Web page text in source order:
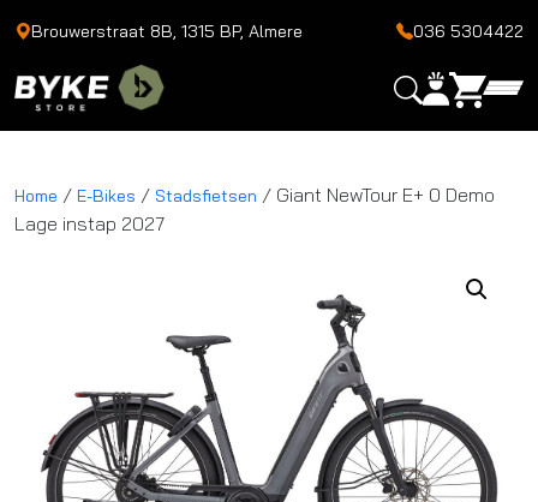
Brouwerstraat 8B, 1315 BP, Almere 036 5304422
Home / E-Bikes / Stadsfietsen / Giant NewTour E+ 0 Demo
Lage instap 2027